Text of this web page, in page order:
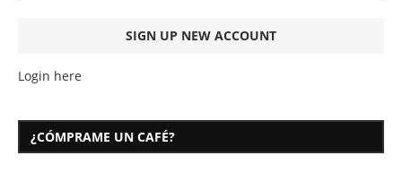
Login here
¿CÓMPRAME UN CAFÉ?